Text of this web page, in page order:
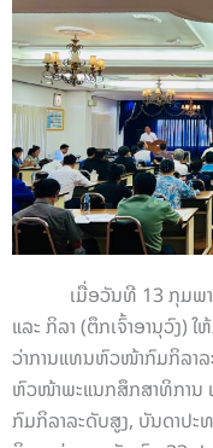
ເມື່ອວັນທີ 13 ກຸມພາ
ແລະ ກິລາ (ຕຶກເຈົ້າອານຸວົງ)
ວ່າການແທນຫົວໜ້າກົມກິລາລ
ຫົວໜ້າພະແນກສຶກສາທິການ
ກົມກິລາລະດັບສູງ, ບັນດາປະ